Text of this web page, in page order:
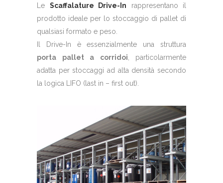
Le Scaffalature Drive-In rappresentano il
prodotto ideale per lo stoccaggio di pallet di
qualsiasi formato e peso.
Il Drive-In è essenzialmente una struttura
porta pallet a corridoi , particolarmente
adatta per stoccaggi ad alta densità secondo
la logica LIFO (last in – first out).